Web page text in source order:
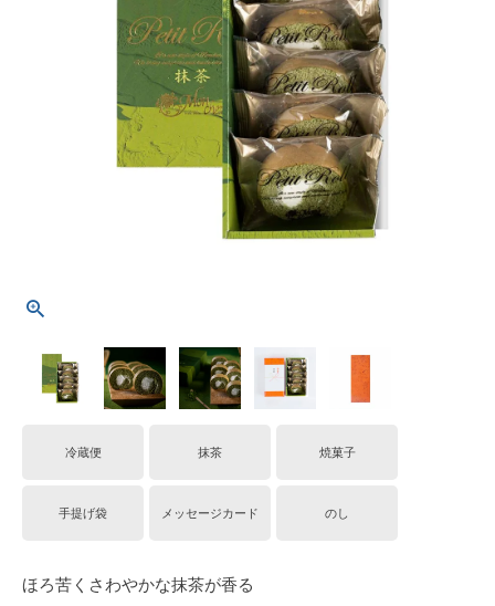
冷蔵便 抹茶 焼菓子
手提げ袋 メッセージカード のし
ほろ苦くさわやかな抹茶が香る